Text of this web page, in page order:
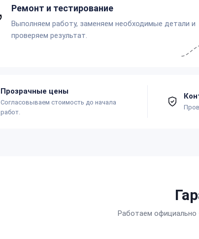
Ремонт и тестирование
Выполняем работу, заменяем необходимые детали и
проверяем результат.
Прозрачные цены
Согласовываем стоимость до начала
работ.
Работаем